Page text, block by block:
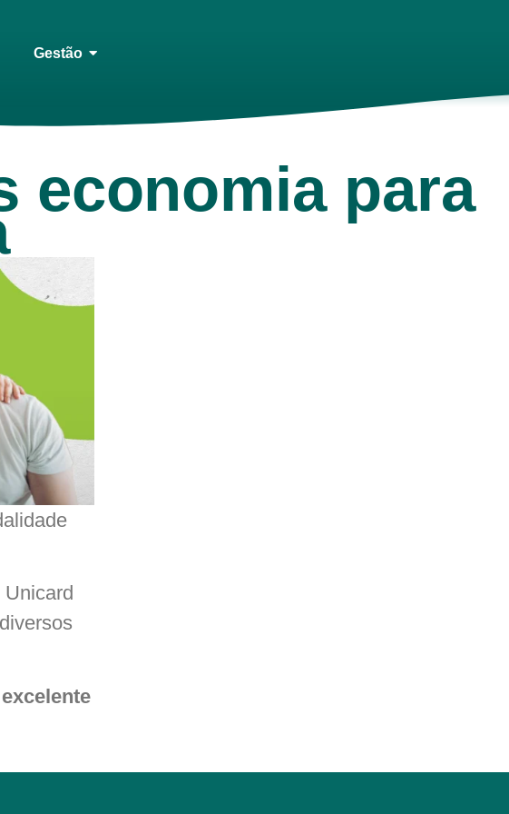
Gestão
economia para